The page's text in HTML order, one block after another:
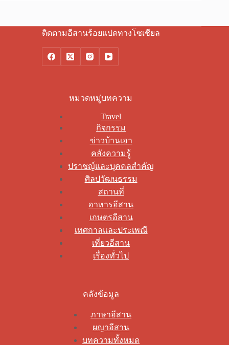
ติดตามอีสานร้อยแปดทางโซเชียล
หมวดหมู่บทความ
Travel
กิจกรรม
ข่าวบ้านเฮา
คลังความรู้
ปราชญ์และบุคคลสำคัญ
ศิลปวัฒนธรรม
สถานที่
อาหารอีสาน
เกษตรอีสาน
เทศกาลและประเพณี
เที่ยวอีสาน
เรื่องทั่วไป
คลังข้อมูล
ภาษาอีสาน
ผญาอีสาน
บทความทั้งหมด